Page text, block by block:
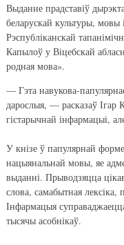
Выданне прадставіў
беларускай культуры, мовы
Рэспубліканскай
Капылоў у Віцебскай
родная мова».
— Гэта навукова-
дарослыя, — расказаў Ігар
гістарычнай інфармацыі,
У кнізе ў папулярнай форме
нацыянальнай мовы, яе
выданні. Прыводзяцца
слова, самабытная
Інфармацыя
тысячы асобнікаў.